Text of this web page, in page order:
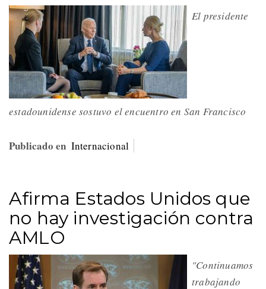
El presidente
estadounidense sostuvo el encuentro en San Francisco
Publicado en Internacional
Afirma Estados Unidos que
no hay investigación contra
AMLO
"Continuamos
trabajando